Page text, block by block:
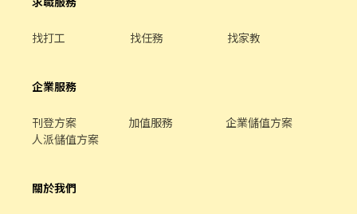
找打工 找任務 找家教
企業服務
刊登方案 加值服務
企業儲值方案
人派儲值方案
關於我們